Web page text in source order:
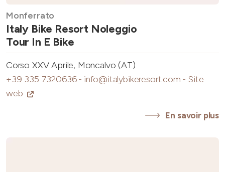
Monferrato
Italy Bike Resort Noleggio
Tour In E Bike
Corso XXV Aprile, Moncalvo (AT)
+39 335 7320636- info@italybikeresort.com - Site
web
En savoir plus